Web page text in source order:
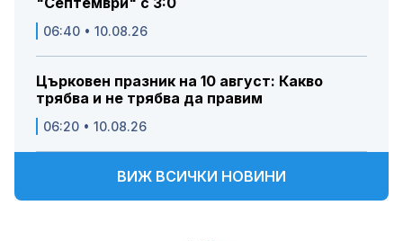
06:40 • 10.08.26
Църковен празник на 10 август: Какво
трябва и не трябва да правим
06:20 • 10.08.26
ВИЖ ВСИЧКИ НОВИНИ